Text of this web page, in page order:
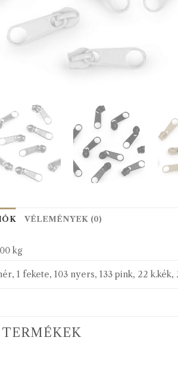
VÉLEMÉNYEK (0)
kg
1 fekete, 103 nyers, 133 pink, 22
TERMÉKEK